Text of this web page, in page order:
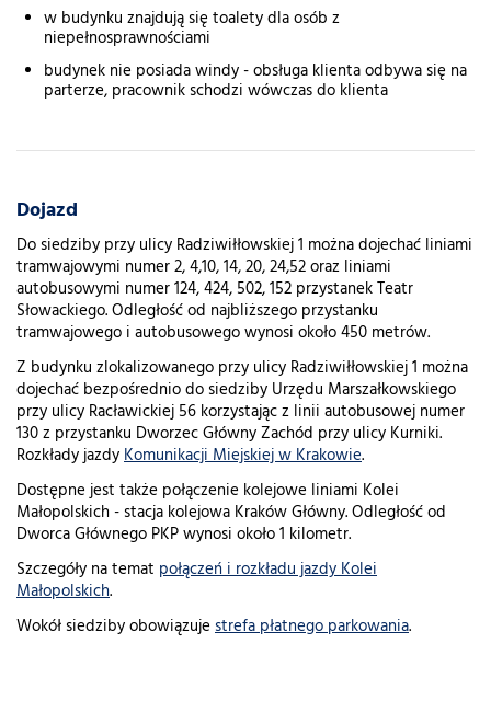
w budynku znajdują się toalety dla osób z
niepełnosprawnościami
budynek nie posiada windy - obsługa klienta odbywa się na
parterze, pracownik schodzi wówczas do klienta
Dojazd
Do siedziby przy ulicy Radziwiłłowskiej 1 można dojechać liniami
tramwajowymi numer 2, 4,10, 14, 20, 24,52 oraz liniami
autobusowymi numer 124, 424, 502, 152 przystanek Teatr
Słowackiego. Odległość od najbliższego przystanku
tramwajowego i autobusowego wynosi około 450 metrów.
Z budynku zlokalizowanego przy ulicy Radziwiłłowskiej 1 można
dojechać bezpośrednio do siedziby Urzędu Marszałkowskiego
przy ulicy Racławickiej 56 korzystając z linii autobusowej numer
130 z przystanku Dworzec Główny Zachód przy ulicy Kurniki.
Rozkłady jazdyKomunikacji Miejskiej w Krakowie.
Dostępne jest także połączenie kolejowe liniami Kolei
Małopolskich - stacja kolejowa Kraków Główny. Odległość od
Dworca Głównego PKP wynosi około 1 kilometr.
Szczegóły na temat połączeń i rozkładu jazdy Kolei
Małopolskich.
Wokół siedziby obowiązujestrefa płatnego parkowania.